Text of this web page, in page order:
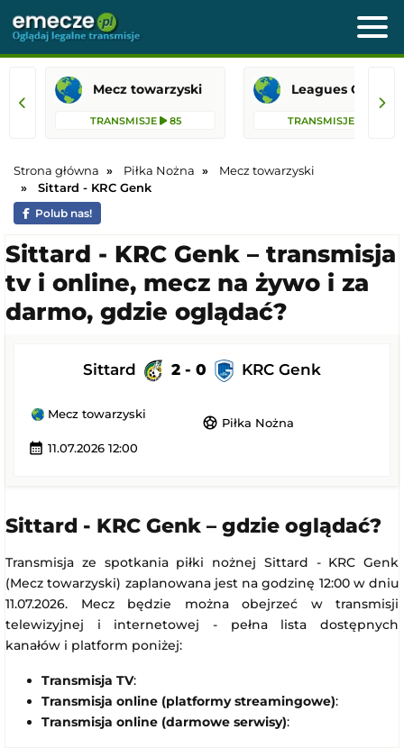
Mecz towarzyski
TRANSMISJE 85 TRANSMISJE
Strona główna Piłka Nożna
Mecz towarzyski
Sittard - KRC Genk
Polub nas!
Sittard - KRC Genk – transmisja
tv i online, mecz na żywo i za
darmo, gdzie oglądać?
Sittard 2 - 0 KRC Genk
Mecz towarzyski
sports_soccer Piłka Nożna
calendar_month 11.07.2026 12:00
Sittard - KRC Genk – gdzie oglądać?
Transmisja ze spotkania piłki nożnej Sittard - KRC Genk
(Mecz towarzyski) zaplanowana jest na godzinę 12:00 w dniu
11.07.2026. Mecz będzie można obejrzeć w transmisji
telewizyjnej i internetowej - pełna lista dostępnych
kanałów i platform poniżej:
Transmisja TV:
Transmisja online (platformy streamingowe):
Transmisja online (darmowe serwisy):